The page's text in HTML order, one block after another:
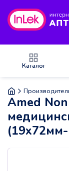
Каталог
Amed